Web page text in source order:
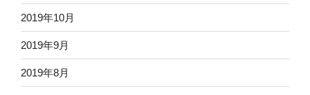
2019年10月
2019年9月
2019年8月